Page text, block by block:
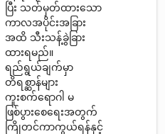
ပြီး သတ်မှတ်ထားသော
ကာလအပိုင်းအခြား
အထိ သီးသန့်ခွဲခြား
ထားရမည်။
ရည်ရွယ်ချက်မှာ
တိရစ္ဆာန်များ
ကူးစက်ရောဂါ မ
ဖြစ်ပွားစေရေးအတွက်
ကြိုတင်ကာကွယ်ရန်နှင့်